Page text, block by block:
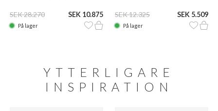
SEK 28.270 SEK 10.875
På lager
SEK 12.325 SEK 5.509
På lager
YTTERLIGARE
INSPIRATION